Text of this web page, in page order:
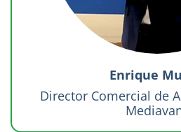
Enrique
Director Comercial de